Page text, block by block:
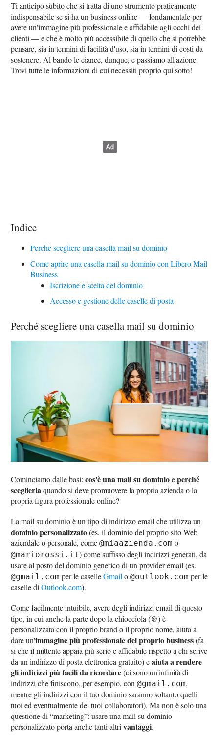
Ti anticipo sùbito che si tratta di uno strumento praticamente
indispensabile se si ha un business online — fondamentale per
avere un'immagine più professionale e affidabile agli occhi dei
clienti — e che è molto più accessibile di quello che si potrebbe
pensare, sia in termini di facilità d'uso, sia in termini di costi da
sostenere. Al bando le ciance, dunque, e passiamo all'azione.
Trovi tutte le informazioni di cui necessiti proprio qui sotto!
Indice
Perché scegliere una casella mail su dominio
Come aprire una casella mail su dominio con Libero Mail
Business
Iscrizione e scelta del dominio
Accesso e gestione delle caselle di posta
Perché scegliere una casella mail su dominio
Cominciamo dalle basi:cos'è una mail su dominioeperché
sceglierla quando si deve promuovere la propria azienda o la
propria figura professionale online?
La mail su dominio è un tipo di indirizzo email che utilizza un
dominio personalizzato(es. il dominio del proprio sito Web
aziendale o personale, come@miaazienda.com o
@mariorossi.it) come suffisso degli indirizzi generati, da
usare al posto del dominio generico di un provider email (es.
@gmail.com per le caselleGmail o@outlook.com per le
caselle diOutlook.com).
Come facilmente intuibile, avere degli indirizzi email di questo
tipo, in cui anche la parte dopo la chiocciola (@) è
personalizzata con il proprio brand o il proprio nome, aiuta a
dare un'immagine più professionale del proprio business(fa
sì che il mittente appaia più serio e affidabile rispetto a chi scrive
da un indirizzo di posta elettronica gratuito) eaiuta a rendere
gli indirizzi più facili da ricordare(ci sono un'infinità di
indirizzi che finiscono, per esempio, con@gmail.com,
mentre gli indirizzi con il tuo dominio saranno soltanto quelli
tuoi ed eventualmente dei tuoi collaboratori). Ma non è solo una
questione di “marketing”: usare una mail su dominio
personalizzato porta anche tanti altrivantaggi.